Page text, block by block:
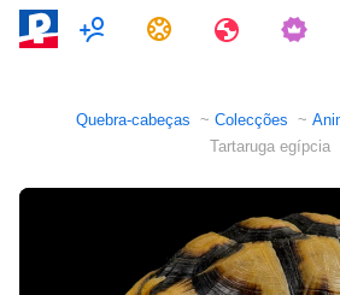
Multijogador
Tarefas Viagens
Quebra-cabeças Colecções
Tartaruga egípcia